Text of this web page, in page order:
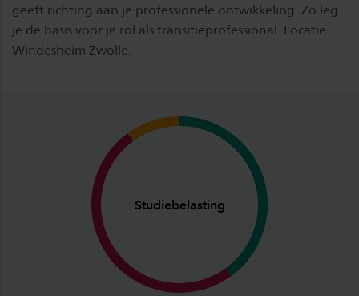
geeft richting aan je professionele ontwikkeling. Zo leg
je de basis voor je rol als transitieprofessional. Locatie
Windesheim Zwolle.
Studiebelasting